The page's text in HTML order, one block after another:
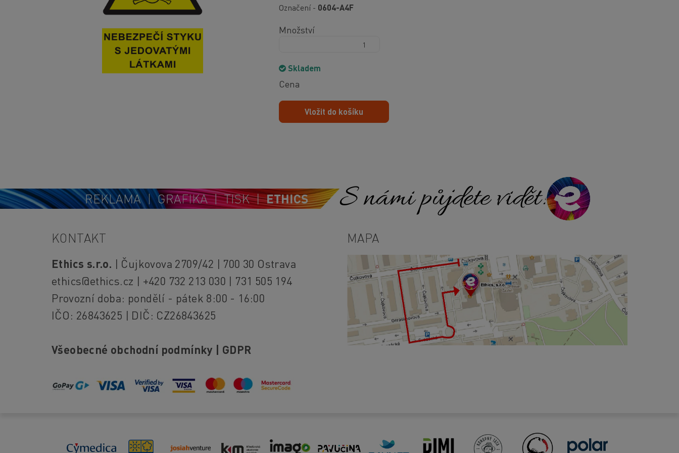
Označení - 0604-A4F
Množství
Skladem
Cena
Vložit do košíku
S námi půjdete vidět!
KONTAKT
Ethics s.r.o. | Čujkovova 2709/42 | 700 30 Ostrava
ethics@ethics.cz | +420 732 213 030 | 731 505 194
Provozní doba: pondělí - pátek 8:00 - 16:00
IČO: 26843625 | DIČ: CZ26843625
Všeobecné obchodní podmínky | GDPR
MAPA